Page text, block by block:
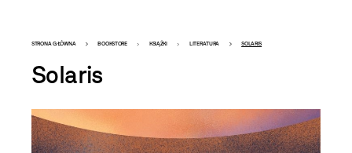
Bookstore
-
szablon
szczegóły
STRONA GŁÓWNA BOOKSTORE KSIĄŻKI LITERATURA SOLARIS
Solaris